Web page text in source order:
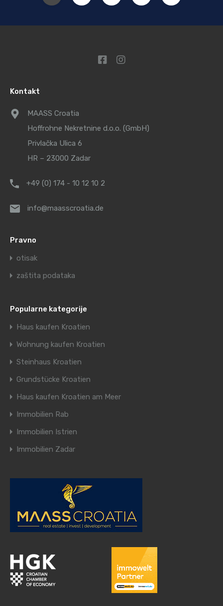
Kontakt
MAASS Croatia
Hoffrohne Nekretnine d.o.o. (GmbH)
Privlačka Ulica 6
HR – 23000 Zadar
+49 (0) 174 - 10 12 10 2
info@maasscroatia.de
Pravno
otisak
zaštita podataka
Popularne kategorije
Haus kaufen Kroatien
Wohnung kaufen Kroatien
Steinhaus Kroatien
Grundstücke Kroatien
Haus kaufen Kroatien am Meer
Immobilien Rab
Immobilien Istrien
Immobilien Zadar